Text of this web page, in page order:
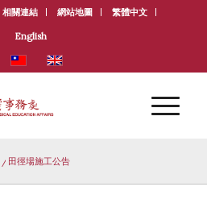
相關連結 網站地圖 繁體中文
English
/ 田徑場施工公告